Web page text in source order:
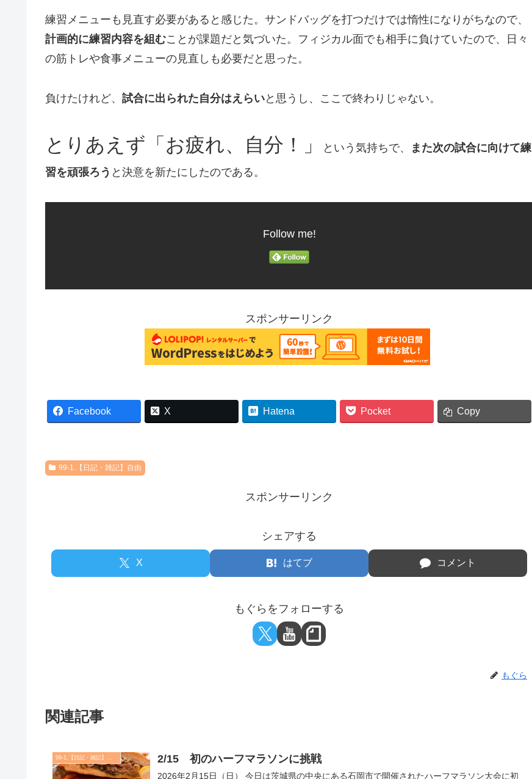
練習メニューも見直す必要があると感じた。サンドバッグを打つだけでは惰性になりがちなので、
計画的に練習内容を組むことが課題だと気づいた。フィジカル面でも相手に負けていたので、日々
の筋トレや食事メニューの見直しも必要だと思った。
負けたけれど、 試合に出られた自分はえらいと思うし、ここで終わりじゃない。
とりあえず「お疲れ、自分！」 という気持ちで、
また次の試合に向けて練
習を頑張ろう と決意を新たにしたのである。
Follow me!
スポンサーリンク
Facebook X Hatena Pocket Copy
99-1.【日記・雑記】自由
スポンサーリンク
シェアする
X はてブ コメント
もぐらをフォローする
もぐら
関連記事
2/15 初のハーフマラソンに挑戦
2026年2月15日（日） 今日は茨城県の中央にある石岡市で開催されたハーフマラソン大会に初